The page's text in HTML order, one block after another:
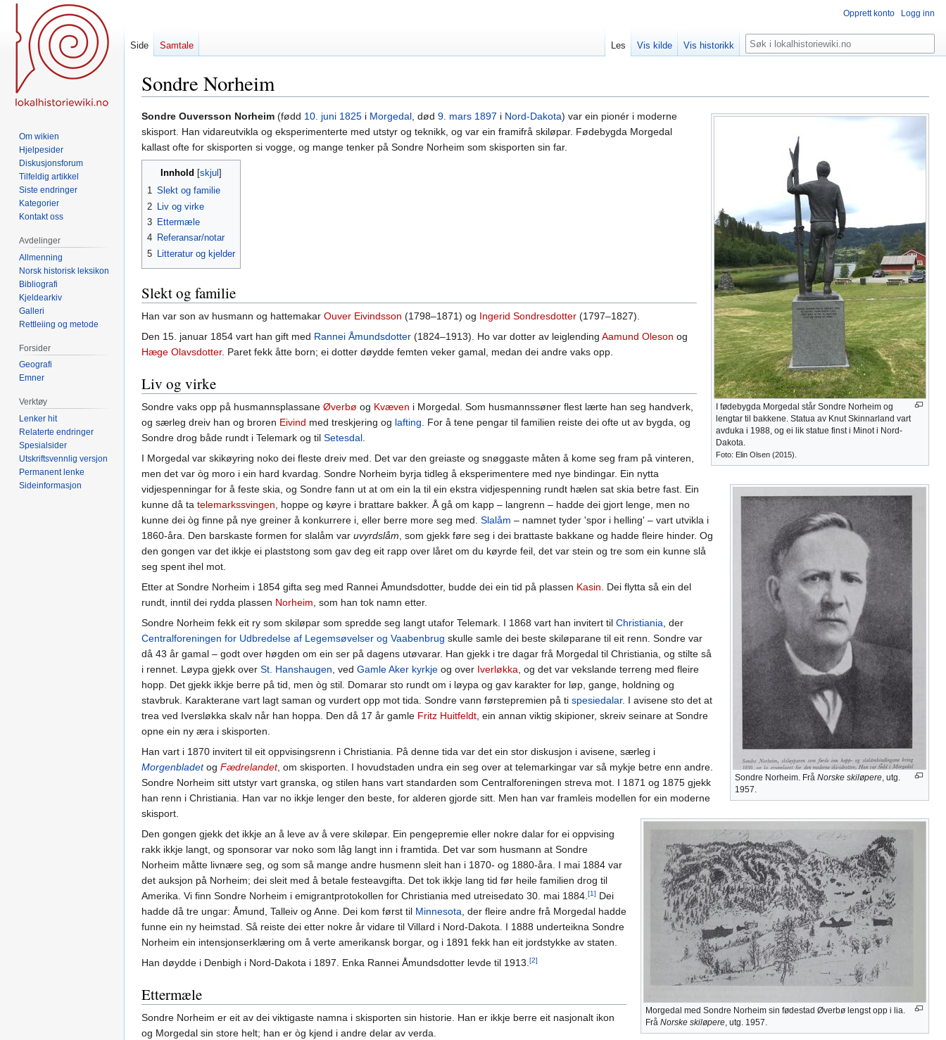
Sondre Norheim
Hopp
til
navigering
Hopp
til
søk
I fødebygda Morgedal står Sondre Norheim og
lengtar til bakkene. Statua av Knut Skinnarland vart
avduka i 1988, og ei lik statue finst i Minot i Nord-
Dakota.
Foto: Elin Olsen (2015).
Sondre Norheim. Frå Norske skiløpere , utg.
1957.
Morgedal med Sondre Norheim sin fødestad Øverbø lengst opp i lia.
Frå Norske skiløpere, utg. 1957.
Sondre Ouversson Norheim (fødd 10. juni 1825 i Morgedal, død 9. mars 1897 i Nord-Dakota) var ein pionér i moderne
skisport. Han vidareutvikla og eksperimenterte med utstyr og teknikk, og var ein framifrå skiløpar. Fødebygda Morgedal
kallast ofte for skisporten si vogge, og mange tenker på Sondre Norheim som skisporten sin far.
Innhold
1 Slekt og familie
2
Liv og virke
3 Ettermæle
4 Referansar/notar
5
Litteratur og kjelder
Slekt og familie
Han var son av husmann og hattemakar Ouver Eivindsson (1798–1871) og Ingerid Sondresdotter (1797–1827).
Den 15. januar 1854 vart han gift med Rannei Åmundsdotter (1824–1913). Ho var dotter av leiglending Aamund Oleson og
Hæge Olavsdotter. Paret fekk åtte born; ei dotter døydde femten veker gamal, medan dei andre vaks opp.
Liv og virke
Sondre vaks opp på husmannsplassane Øverbø og Kvæven i Morgedal. Som husmannssøner flest lærte han seg handverk,
og særleg dreiv han og broren Eivind med treskjering og lafting. For å tene pengar til familien reiste dei ofte ut av bygda, og
Sondre drog både rundt i Telemark og til Setesdal.
I Morgedal var skikøyring noko dei fleste dreiv med. Det var den greiaste og snøggaste måten å kome seg fram på vinteren,
men det var òg moro i ein hard kvardag. Sondre Norheim byrja tidleg å eksperimentere med nye bindingar. Ein nytta
vidjespenningar for å feste skia, og Sondre fann ut at om ein la til ein ekstra vidjespenning rundt hælen sat skia betre fast. Ein
kunne då ta telemarkssvingen, hoppe og køyre i brattare bakker. Å gå om kapp – langrenn – hadde dei gjort lenge, men no
kunne dei òg finne på nye greiner å konkurrere i, eller berre more seg med. Slalåm – namnet tyder 'spor i helling' – vart utvikla i
1860-åra. Den barskaste formen for slalåm var uvyrdslåm, som gjekk føre seg i dei brattaste bakkane og hadde fleire hinder. Og
den gongen var det ikkje ei plaststong som gav deg eit rapp over låret om du køyrde feil, det var stein og tre som ein kunne slå
seg spent ihel mot.
Etter at Sondre Norheim i 1854 gifta seg med Rannei Åmundsdotter, budde dei ein tid på plassen Kasin. Dei flytta så ein del
rundt, inntil dei rydda plassen Norheim, som han tok namn etter.
Sondre Norheim fekk eit ry som skiløpar som spredde seg langt utafor Telemark. I 1868 vart han invitert til Christiania, der
Centralforeningen for Udbredelse af Legemsøvelser og Vaabenbrug skulle samle dei beste skiløparane til eit renn. Sondre var
då 43 år gamal – godt over høgden om ein ser på dagens utøvarar. Han gjekk i tre dagar frå Morgedal til Christiania, og stilte så
i rennet. Løypa gjekk over St. Hanshaugen, ved Gamle Aker kyrkje og over Iverløkka, og det var vekslande terreng med fleire
hopp. Det gjekk ikkje berre på tid, men òg stil. Domarar sto rundt om i løypa og gav karakter for løp, gange, holdning og
stavbruk. Karakterane vart lagt saman og vurdert opp mot tida. Sondre vann førstepremien på ti spesiedalar. I avisene sto det at
trea ved Iversløkka skalv når han hoppa. Den då 17 år gamle Fritz Huitfeldt, ein annan viktig skipioner, skreiv seinare at Sondre
opne ein ny æra i skisporten.
Han vart i 1870 invitert til eit oppvisingsrenn i Christiania. På denne tida var det ein stor diskusjon i avisene, særleg i
Morgenbladetog Fædrelandet, om skisporten. I hovudstaden undra ein seg over at telemarkingar var så mykje betre enn andre.
Sondre Norheim sitt utstyr vart granska, og stilen hans vart standarden som Centralforeningen streva mot. I 1871 og 1875 gjekk
han renn i Christiania. Han var no ikkje lenger den beste, for alderen gjorde sitt. Men han var framleis modellen for ein moderne
skisport.
Den gongen gjekk det ikkje an å leve av å vere skiløpar. Ein pengepremie eller nokre dalar for ei oppvising
rakk ikkje langt, og sponsorar var noko som låg langt inn i framtida. Det var som husmann at Sondre
Norheim måtte livnære seg, og som så mange andre husmenn sleit han i 1870- og 1880-åra. I mai 1884 var
det auksjon på Norheim; dei sleit med å betale festeavgifta. Det tok ikkje lang tid før heile familien drog til
Amerika. Vi finn Sondre Norheim i emigrantprotokollen for Christiania med utreisedato 30. mai 1884.[1] Dei
hadde då tre ungar: Åmund, Talleiv og Anne. Dei kom først til Minnesota, der fleire andre frå Morgedal hadde
funne ein ny heimstad. Så reiste dei etter nokre år vidare til Villard i Nord-Dakota. I 1888 underteikna Sondre
Norheim ein intensjonserklæring om å verte amerikansk borgar, og i 1891 fekk han eit jordstykke av staten.
Han døydde i Denbigh i Nord-Dakota i 1897. Enka Rannei Åmundsdotter levde til 1913.[2]
Ettermæle
Sondre Norheim er eit av dei viktigaste namna i skisporten sin historie. Han er ikkje berre eit nasjonalt ikon
og Morgedal sin store helt; han er òg kjend i andre delar av verda.
Opprett konto Logg inn
Side Samtale Les Vis kilde Vis historikk Søk
Om wikien
Hjelpesider
Diskusjonsforum
Tilfeldig artikkel
Siste endringer
Kategorier
Kontakt oss
Avdelinger
Allmenning
Norsk historisk leksikon
Bibliografi
Kjeldearkiv
Galleri
Rettleiing og metode
Forsider
Geografi
Emner
Verktøy
Lenker hit
Relaterte endringer
Spesialsider
Utskriftsvennlig versjon
Permanent lenke
Sideinformasjon